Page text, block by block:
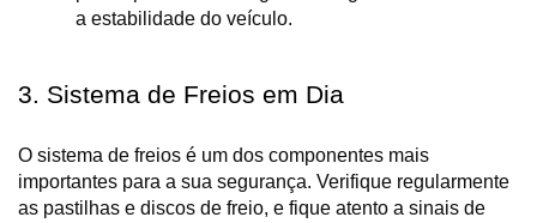
a estabilidade do veículo.
3. Sistema de Freios em Dia
O sistema de freios é um dos componentes mais
importantes para a sua segurança. Verifique regularmente
as pastilhas e discos de freio, e fique atento a sinais de